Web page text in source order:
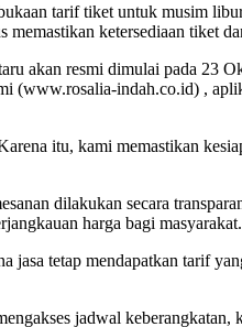
tarif tiket untuk musim
ketersediaan tiket
akan resmi dimulai pada 23
(www.rosalia-indah.co.id) ,
itu, kami memastikan
dilakukan secara
harga bagi masyarakat.
jasa tetap mendapatkan tarif
jadwal keberangkatan,